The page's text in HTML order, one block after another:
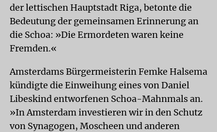
der lettischen Hauptstadt Riga, betonte die
Bedeutung der gemeinsamen Erinnerung an
die Schoa: »Die Ermordeten waren keine
Fremden.«
Amsterdams Bürgermeisterin Femke Halsema
kündigte die Einweihung eines von Daniel
Libeskind entworfenen Schoa-Mahnmals an.
»In Amsterdam investieren wir in den Schutz
von Synagogen, Moscheen und anderen